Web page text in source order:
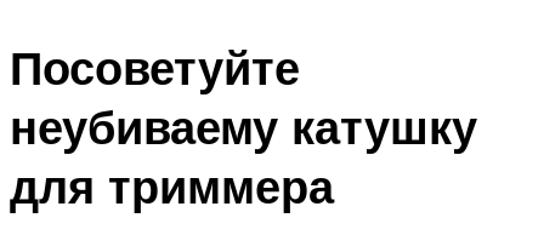
Посоветуйте
неубиваему катушку
для триммера